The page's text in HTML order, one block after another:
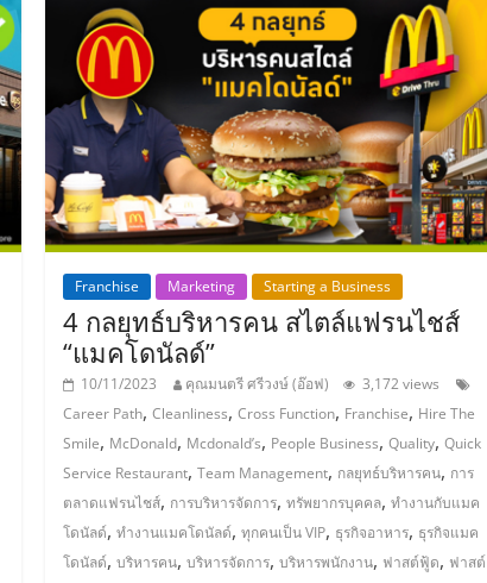
Franchise Marketing Starting a Business
4 กลยุทธ์บริหารคน สไตล์แฟรนไชส์
“แมคโดนัลด์”
10/11/2023 คุณมนตรี ศรีวงษ์ (อ๊อฟ)
3,172 views
Career Path,Cleanliness,Cross Function, Franchise, Hire The
Smile, McDonald, Mcdonald’s, People Business,Quality,Quick
Service Restaurant,Team Management, กลยุทธ์บริหารคน, การ
ตลาดแฟรนไชส์, การบริหารจัดการ,ทรัพยากรบุคคล,ทำงานกับแมค
โดนัลด์,ทำงานแมคโดนัลด์,ทุกคนเป็น VIP, ธุรกิจอาหาร, ธุรกิจแมค
โดนัลด์,บริหารคน,บริหารจัดการ,บริหารพนักงาน, ฟาสต์ฟู้ด, ฟาสต์